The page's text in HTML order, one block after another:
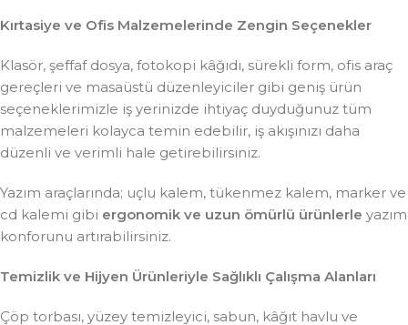
Kırtasiye ve Ofis Malzemelerinde Zengin Seçenekler
Klasör, şeffaf dosya, fotokopi kâğıdı, sürekli form, ofis araç
gereçleri ve masaüstü düzenleyiciler gibi geniş ürün
seçeneklerimizle iş yerinizde ihtiyaç duyduğunuz tüm
malzemeleri kolayca temin edebilir, iş akışınızı daha
düzenli ve verimli hale getirebilirsiniz.
Yazım araçlarında; uçlu kalem, tükenmez kalem, marker ve
cd kalemi gibi ergonomik ve uzun ömürlü ürünlerle yazım
konforunu artırabilirsiniz.
Temizlik ve Hijyen Ürünleriyle Sağlıklı Çalışma Alanları
Çöp torbası, yüzey temizleyici, sabun, kâğıt havlu ve